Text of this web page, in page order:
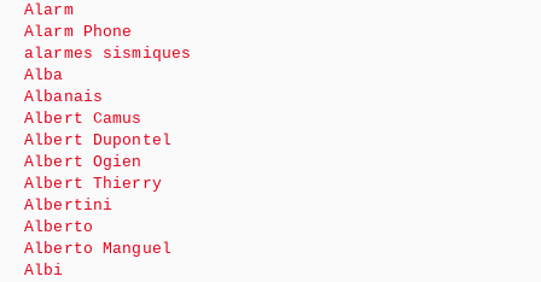
Alarm
Alarm Phone
alarmes sismiques
Alba
Albanais
Albert Camus
Albert Dupontel
Albert Ogien
Albert Thierry
Albertini
Alberto
Alberto Manguel
Albi